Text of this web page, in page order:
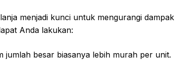
menjadi kunci untuk mengurangi dampak
Anda lakukan:
jumlah besar biasanya lebih murah per unit.